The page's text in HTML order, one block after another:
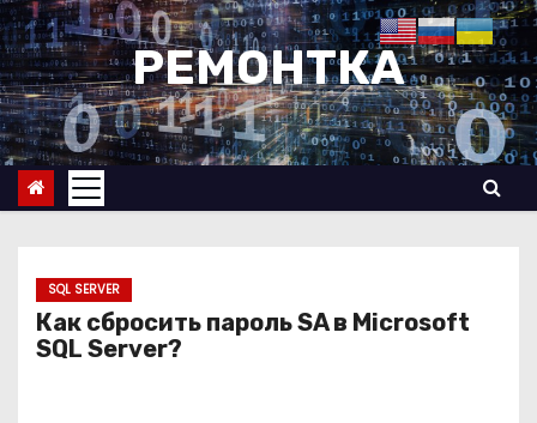
П
е
р
е
й
и
РЕМОНТКА
SQL SERVER
Как сбросить пароль SA в Microsoft
SQL Server?